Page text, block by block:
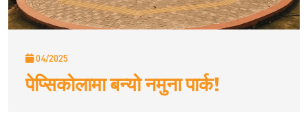
04/2025
पेप्सिकोलामा बन्यो नमुना पार्क!